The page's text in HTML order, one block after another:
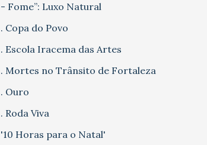
- Fome”: Luxo Natural
. Copa do Povo
. Escola Iracema das Artes
. Mortes no Trânsito de Fortaleza
. Ouro
. Roda Viva
'10 Horas para o Natal'